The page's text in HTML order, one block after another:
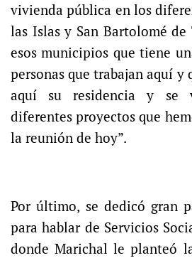
vivienda pública en los
las Islas y San Bartolomé
esos municipios que tiene
personas que trabajan aquí y
aquí su residencia y se
diferentes proyectos que
la reunión de hoy”.
Por último, se dedicó gran
para hablar de Servicios
donde Marichal le planteó